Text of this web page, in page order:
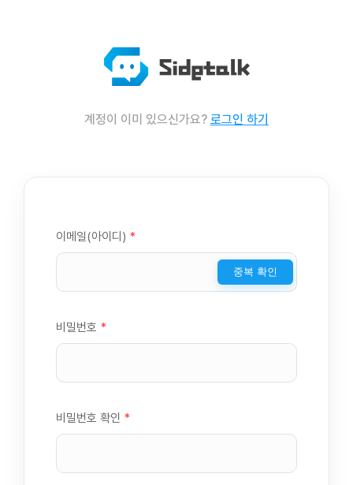
계정이 이미 있으신가요? 로그인 하기
이메일(아이디) *
중복 확인
비밀번호 *
비밀번호 확인 *